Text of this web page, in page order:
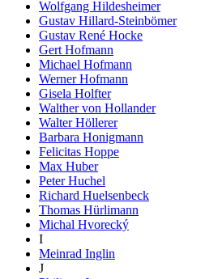
Wolfgang Hildesheimer
Gustav Hillard-Steinbömer
Gustav René Hocke
Gert Hofmann
Michael Hofmann
Werner Hofmann
Gisela Holfter
Walther von Hollander
Walter Höllerer
Barbara Honigmann
Felicitas Hoppe
Max Huber
Peter Huchel
Richard Huelsenbeck
Thomas Hürlimann
Michal Hvorecký
I
Meinrad Inglin
J